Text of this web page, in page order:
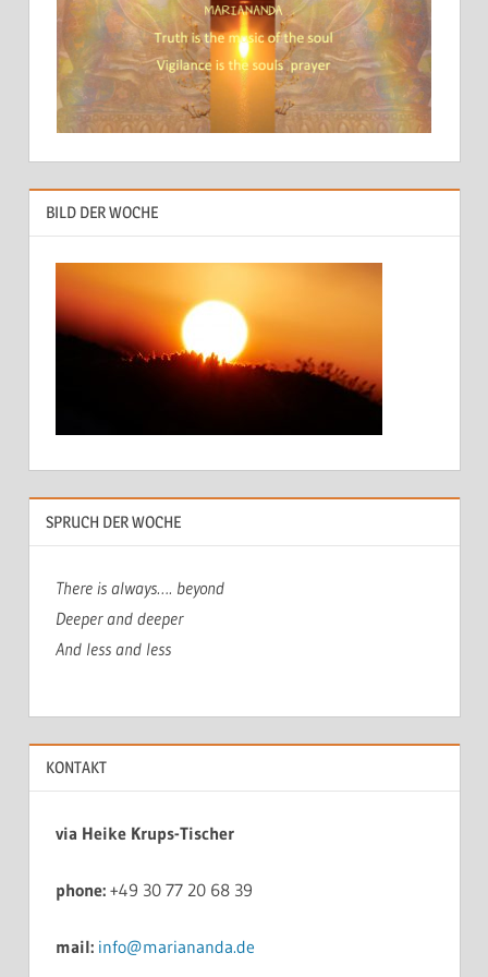
BILD DER WOCHE
SPRUCH DER WOCHE
There is always…. beyond
Deeper and deeper
And less and less
KONTAKT
via Heike Krups-Tischer
phone:+49 30 77 20 68 39
mail: info@mariananda.de